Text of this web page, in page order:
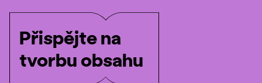
Přispějte na
tvorbu obsahu